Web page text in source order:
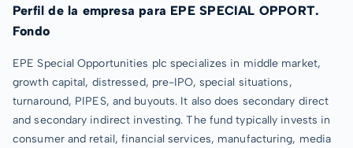
Perfil de la empresa para EPE SPECIAL OPPORT.
Fondo
EPE Special Opportunities plc specializes in middle market,
growth capital, distressed, pre-IPO, special situations,
turnaround, PIPES, and buyouts. It also does secondary direct
and secondary indirect investing. The fund typically invests in
consumer and retail, financial services, manufacturing, media